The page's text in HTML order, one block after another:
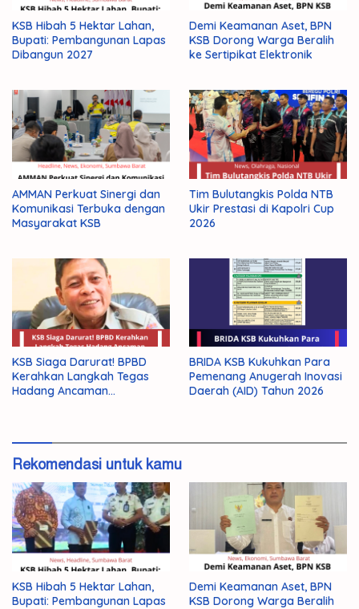
Aturan
Sumbawa
KSB Hibah 5 Hektar Lahan,
Bupati: Pembangunan Lapas
Dibangun 2027
Demi Keamanan Aset, BPN
KSB Dorong Warga Beralih
ke Sertipikat Elektronik
AMMAN Perkuat Sinergi dan
Komunikasi Terbuka dengan
Masyarakat KSB
Tim Bulutangkis Polda NTB
Ukir Prestasi di Kapolri Cup
2026
KSB Siaga Darurat! BPBD
Kerahkan Langkah Tegas
Hadang Ancaman
BRIDA KSB Kukuhkan Para
Pemenang Anugerah Inovasi
Daerah (AID) Tahun 2026
Rekomendasi untuk kamu
KSB Hibah 5 Hektar Lahan,
Bupati: Pembangunan Lapas
Demi Keamanan Aset, BPN
KSB Dorong Warga Beralih